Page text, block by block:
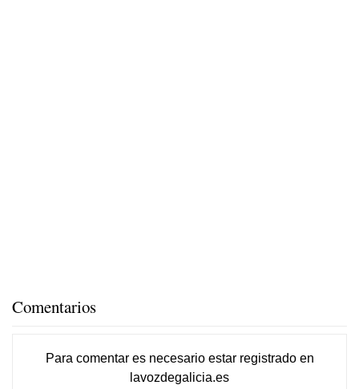
Comentarios
Para comentar es necesario estar registradoen
lavozdegalicia.es